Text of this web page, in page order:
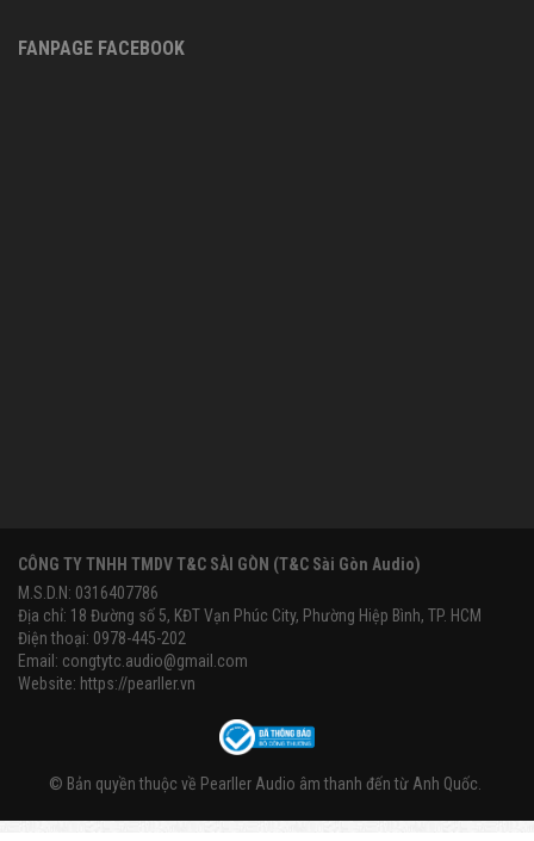
FANPAGE FACEBOOK
CÔNG TY TNHH TMDV T&C SÀI GÒN (T&C Sài Gòn Audio)
M.S.D.N: 0316407786
Địa chỉ: 18 Đường số 5, KĐT Vạn Phúc City, Phường Hiệp Bình, TP. HCM
Điện thoại: 0978-445-202
Email: congtytc.audio@gmail.com
Website: https://pearller.vn
© Bản quyền thuộc về Pearller Audio âm thanh đến từ Anh Quốc